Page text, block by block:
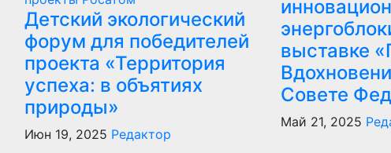
Детский экологический
форум для победителей
проекта «Территория
успеха: в объятиях
природы»
Июн 19, 2025 Редактор
выставке
Совете
Май 21, 2025